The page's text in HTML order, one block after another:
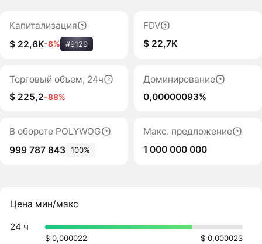
Капитализация
$ 22,6K-8% #9129
FDV
$ 22,7K
Торговый объем, 24ч
$ 225,2-88%
Доминирование
0,00000093%
В обороте POLYWOG
999 787 843 100%
Макс. предложение
1 000 000 000
Цена мин/макс
24 ч
$ 0,000022 $ 0,000023